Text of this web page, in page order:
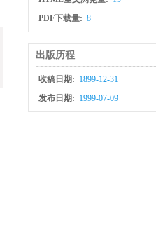
PDF下载量: 8
出版历程
收稿日期: 1899-12-31
发布日期: 1999-07-09